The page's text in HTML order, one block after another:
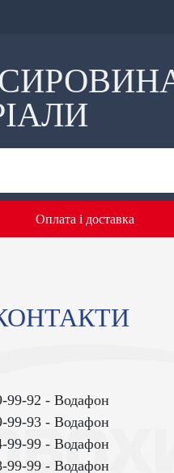
Оплата i доставка
99-92
99-93
99-99
99-99